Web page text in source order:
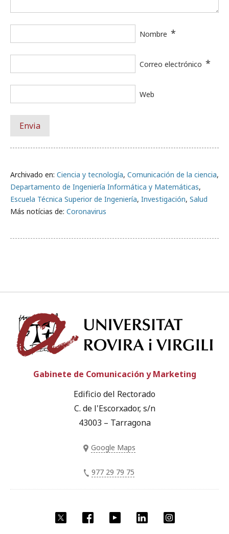
Archivado en: Ciencia y tecnología, Comunicación de la ciencia,
Departamento de Ingeniería Informática y Matemáticas,
Escuela Técnica Superior de Ingeniería, Investigación, Salud
Más notícias de: Coronavirus
Nombre *
Correo electrónico *
Web
Twitter Facebook YouTube LinkedIn
Gabinete de Comunicación y Marketing
Edificio del Rectorado
C. de l'Escorxador, s/n
43003 – Tarragona
Google Maps
977 29 79 75